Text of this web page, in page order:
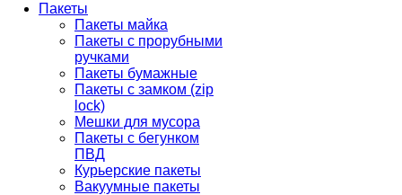
Пакеты
Пакеты майка
Пакеты с прорубными
ручками
Пакеты бумажные
Пакеты с замком (zip
lock)
Мешки для мусора
Пакеты с бегунком
ПВД
Курьерские пакеты
Вакуумные пакеты